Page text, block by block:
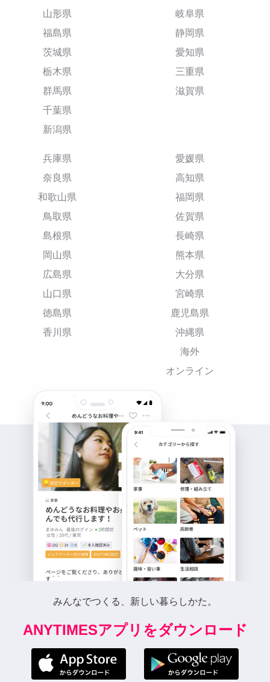
山形県
福島県
茨城県
栃木県
群馬県
千葉県
新潟県
岐阜県
静岡県
愛知県
三重県
滋賀県
兵庫県
奈良県
和歌山県
鳥取県
島根県
岡山県
広島県
山口県
徳島県
香川県
愛媛県
高知県
福岡県
佐賀県
長崎県
熊本県
大分県
宮崎県
鹿児島県
沖縄県
海外
オンライン
みんなでつくる、新しい暮らしかた。
ANYTIMESアプリをダウンロード